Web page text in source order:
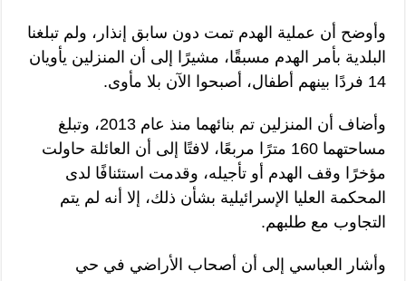
وأوضح أن عملية الهدم تمت دون سابق إنذار، ولم تبلغنا
البلدية بأمر الهدم مسبقًا، مشيرًا إلى أن المنزلين يأويان
14 فردًا بينهم أطفال، أصبحوا الآن بلا مأوى.
وأضاف أن المنزلين تم بنائهما منذ عام 2013، وتبلغ
مساحتهما 160 مترًا مربعًا، لافتًا إلى أن العائلة حاولت
مؤخرًا وقف الهدم أو تأجيله، وقدمت استئنافًا لدى
المحكمة العليا الإسرائيلية بشأن ذلك، إلا أنه لم يتم
التجاوب مع طلبهم.
وأشار العباسي إلى أن أصحاب الأراضي في حي